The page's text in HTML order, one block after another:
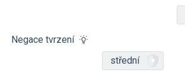
Negace tvrzení
střední